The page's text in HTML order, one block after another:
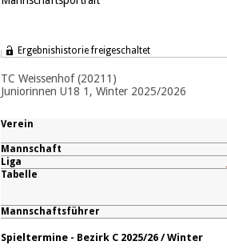
Ergebnishistorie freigeschaltet
TC Weissenhof (20211)
Juniorinnen U18 1, Winter 2025/2026
Verein
Mannschaft
Liga
Tabelle
Mannschaftsführer
Spieltermine - Bezirk C 2025/26 / Winter